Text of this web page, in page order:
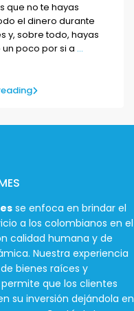
que no te hayas
el dinero durante
y, sobre todo, hayas
poco por si a ...
se enfoca en brindar el
a los colombianos en el
calidad humana y de
Nuestra experiencia
bienes raíces y
que los clientes
su inversión dejándola en